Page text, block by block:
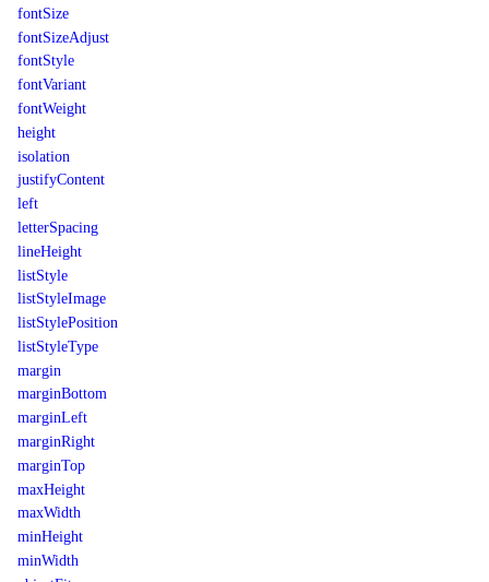
fontSize
fontSizeAdjust
fontStyle
fontVariant
fontWeight
height
isolation
justifyContent
left
letterSpacing
lineHeight
listStyle
listStyleImage
listStylePosition
listStyleType
margin
marginBottom
marginLeft
marginRight
marginTop
maxHeight
maxWidth
minHeight
minWidth